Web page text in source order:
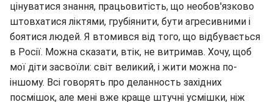
цінуватися знання, працьовитість, що необов'язково
штовхатися ліктями, грубіянити, бути агресивними і
боятися людей. Я втомився від того, що відбувається
в Росії. Можна сказати, втік, не витримав. Хочу, щоб
мої діти засвоїли: світ великий, і жити можна по-
іншому. Всі говорять про деланность західних
посмішок, але мені вже краще штучні усмішки, ніж